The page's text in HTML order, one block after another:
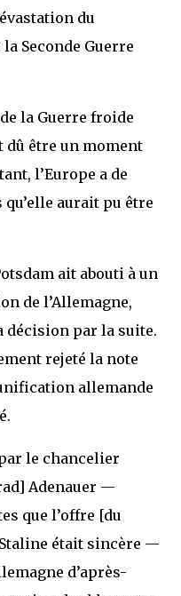
du
Seconde Guerre
la Guerre froide
dû être un moment
l’Europe a de
aurait pu être
ait abouti à un
de l’Allemagne,
décision par la suite.
rejeté la note
allemande
le chancelier
Adenauer —
que l’offre [du
était sincère —
d’après-